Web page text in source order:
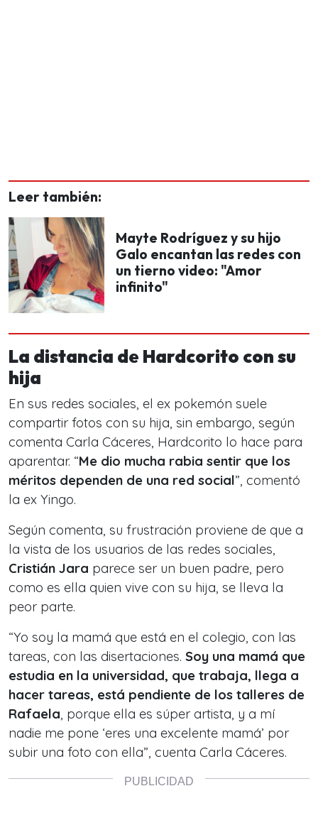
Leer también:
Mayte Rodríguez y su hijo
Galo encantan las redes con
un tierno video: "Amor
infinito"
La distancia de Hardcorito con su
hija
En sus redes sociales, el ex pokemón suele
compartir fotos con su hija, sin embargo, según
comenta Carla Cáceres, Hardcorito lo hace para
aparentar. “Me dio mucha rabia sentir que los
méritos dependen de una red social”, comentó
la ex Yingo.
Según comenta, su frustración proviene de que a
la vista de los usuarios de las redes sociales,
Cristián Jara parece ser un buen padre, pero
como es ella quien vive con su hija, se lleva la
peor parte.
“Yo soy la mamá que está en el colegio, con las
tareas, con las disertaciones. Soy una mamá que
estudia en la universidad, que trabaja, llega a
hacer tareas, está pendiente de los talleres de
Rafaela, porque ella es súper artista, y a mí
nadie me pone ‘eres una excelente mamá’ por
subir una foto con ella”, cuenta Carla Cáceres.